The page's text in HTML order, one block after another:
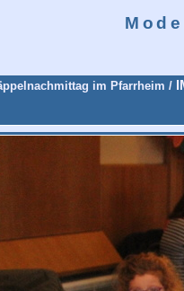
im Pfarrheim /